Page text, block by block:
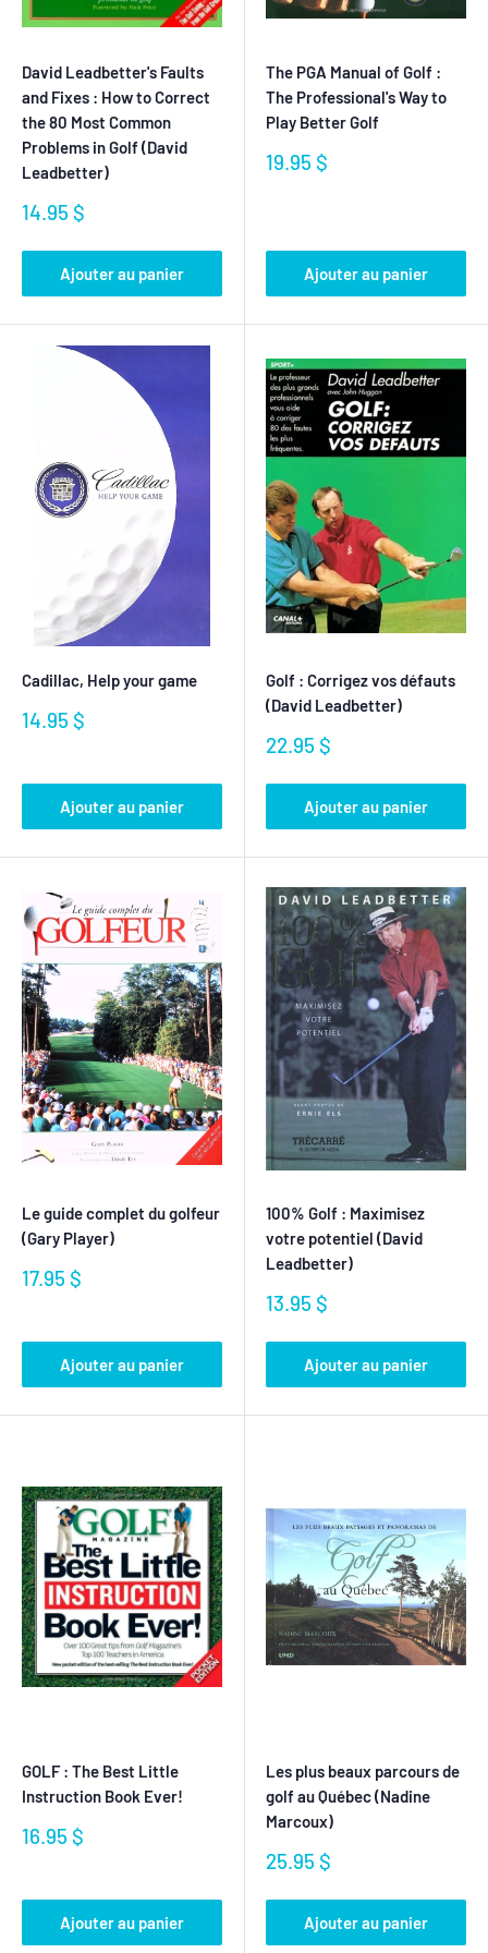
David Leadbetter's Faults
and Fixes : How to Correct
the 80 Most Common
Problems in Golf (David
Leadbetter)
Prix
14.95 $
Ajouter au panier
The PGA Manual of Golf :
The Professional's Way to
Play Better Golf
Prix
19.95 $
Ajouter au panier
Cadillac, Help your game
Prix
14.95 $
Ajouter au panier
Golf : Corrigez vos défauts
(David Leadbetter)
Prix
22.95 $
Ajouter au panier
Le guide complet du golfeur
(Gary Player)
Prix
17.95 $
Ajouter au panier
100% Golf : Maximisez
votre potentiel (David
Leadbetter)
Prix
13.95 $
Ajouter au panier
GOLF : The Best Little
Instruction Book Ever!
Prix
16.95 $
Ajouter au panier
Les plus beaux parcours de
golf au Québec (Nadine
Marcoux)
Prix
25.95 $
Ajouter au panier